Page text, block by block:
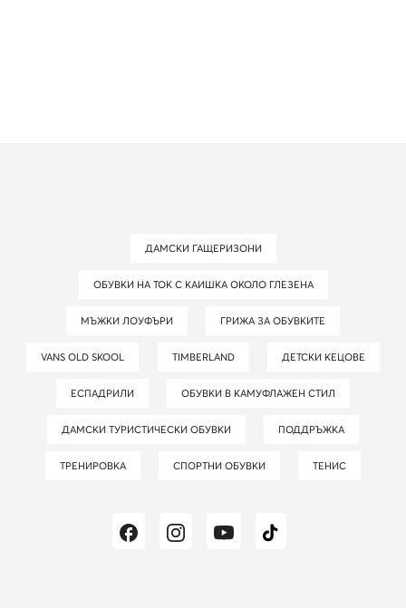
ДАМСКИ ГАЩЕРИЗОНИ
ОБУВКИ НА ТОК С КАИШКА ОКОЛО ГЛЕЗЕНА
МЪЖКИ ЛОУФЪРИ ГРИЖА ЗА ОБУВКИТЕ
VANS OLD SKOOL TIMBERLAND ДЕТСКИ КЕЦОВЕ
ЕСПАДРИЛИ ОБУВКИ В КАМУФЛАЖЕН СТИЛ
ДАМСКИ ТУРИСТИЧЕСКИ ОБУВКИ ПОДДРЪЖКА
ТРЕНИРОВКА СПОРТНИ ОБУВКИ ТЕНИС